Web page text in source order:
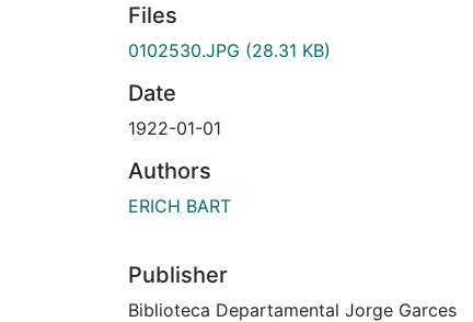
Files
0102530.JPG (28.31 KB)
Date
1922-01-01
Authors
ERICH BART
Publisher
Biblioteca Departamental Jorge Garces